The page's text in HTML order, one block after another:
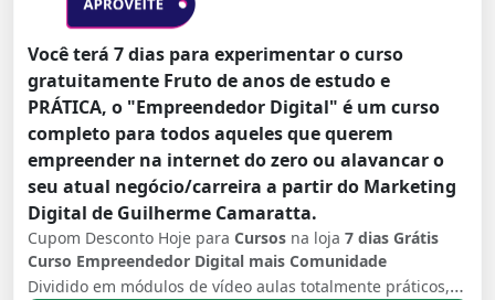
Você terá 7 dias para experimentar o curso
gratuitamente Fruto de anos de estudo e
PRÁTICA, o "Empreendedor Digital" é um curso
completo para todos aqueles que querem
empreender na internet do zero ou alavancar o
seu atual negócio/carreira a partir do Marketing
Digital de Guilherme Camaratta.
Cupom Desconto Hoje para Cursos na loja 7 dias Grátis
Curso Empreendedor Digital mais Comunidade
Dividido em módulos de vídeo aulas totalmente práticos, o guia lhe ensinará passo a passo de todos os métodos e técnicas que você precisa para ter o seu negócio on-line ou alavancar sua empresa de forma simples, direta e eficiente.